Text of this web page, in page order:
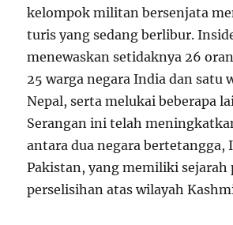
kelompok militan bersenjata
turis yang sedang berlibur.
menewaskan setidaknya 26
25 warga negara India dan satu
Nepal, serta melukai beberapa
Serangan ini telah
antara dua negara bertetangga,
Pakistan, yang memiliki sejarah
perselisihan atas wilayah